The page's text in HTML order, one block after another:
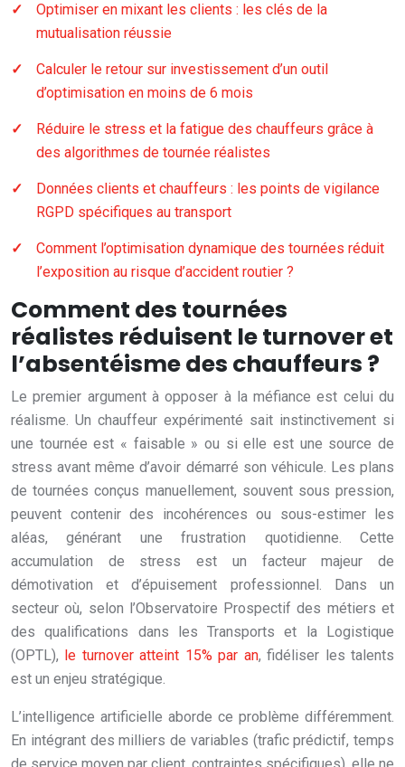
Optimiser en mixant les clients : les clés de la
mutualisation réussie
Calculer le retour sur investissement d’un outil
d’optimisation en moins de 6 mois
Réduire le stress et la fatigue des chauffeurs grâce à
des algorithmes de tournée réalistes
Données clients et chauffeurs : les points de vigilance
RGPD spécifiques au transport
Comment l’optimisation dynamique des tournées réduit
l’exposition au risque d’accident routier ?
Comment des tournées
réalistes réduisent le turnover et
l’absentéisme des chauffeurs ?
Le premier argument à opposer à la méfiance est celui du
réalisme. Un chauffeur expérimenté sait instinctivement si
une tournée est « faisable » ou si elle est une source de
stress avant même d’avoir démarré son véhicule. Les plans
de tournées conçus manuellement, souvent sous pression,
peuvent contenir des incohérences ou sous-estimer les
aléas, générant une frustration quotidienne. Cette
accumulation de stress est un facteur majeur de
démotivation et d’épuisement professionnel. Dans un
secteur où, selon l’Observatoire Prospectif des métiers et
des qualifications dans les Transports et la Logistique
(OPTL), le turnover atteint 15% par an, fidéliser les talents
est un enjeu stratégique.
L’intelligence artificielle aborde ce problème différemment.
En intégrant des milliers de variables (trafic prédictif, temps